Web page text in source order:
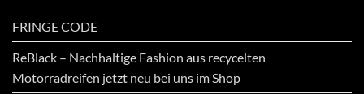
FRINGE CODE
ReBlack – Nachhaltige Fashion aus recycelten
Motorradreifen jetzt neu bei uns im Shop